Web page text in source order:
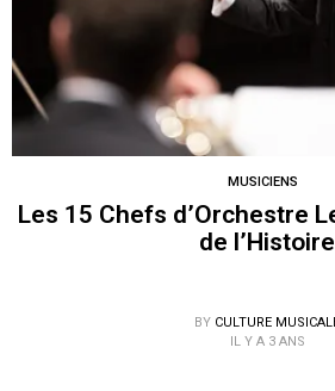
MUSICIENS
Les 15 Chefs d’Orchestre
de l’Histoire
BY CULTURE
IL Y A 3 ANS